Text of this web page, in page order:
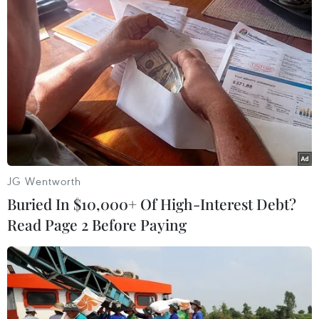
13/09/2021 12:01
Ngày 13/9, trên Hệ thống Quốc gia quản lý ca bệnh
COVID-19 ghi nhận 11.172 ca nhiễm mới, trong đó
TP.HCM giảm 712 ca, Bình Dương tăng 463 ca, Đồng
Nai giảm 206 ca, Long An tăng 42 ca.
JG Wentworth
Buried In $10,000+ Of High-Interest Debt?
Read Page 2 Before Paying